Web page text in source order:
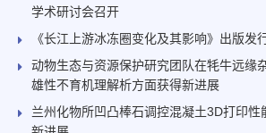
学术研讨会召开
《长江上游冰冻圈变化及其影响》出版发
动物生态与资源保护研究团队在牦牛远缘
雄性不育机理解析方面获得新进展
兰州化物所凹凸棒石调控混凝土3D打印性